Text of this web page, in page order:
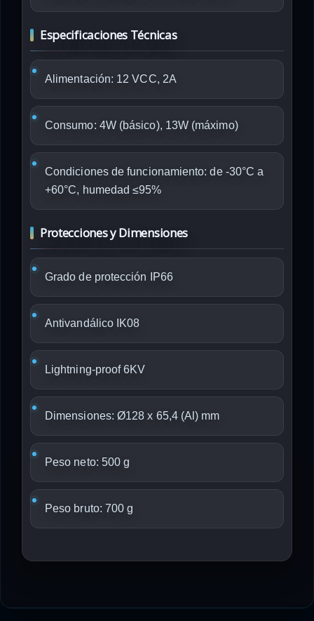
Especificaciones Técnicas
Alimentación: 12 VCC, 2A
Consumo: 4W (básico), 13W (máximo)
Condiciones de funcionamiento: de -30°C a
+60°C, humedad ≤95%
Protecciones y Dimensiones
Grado de protección IP66
Antivandálico IK08
Lightning-proof 6KV
Dimensiones: Ø128 x 65,4 (Al) mm
Peso neto: 500 g
Peso bruto: 700 g